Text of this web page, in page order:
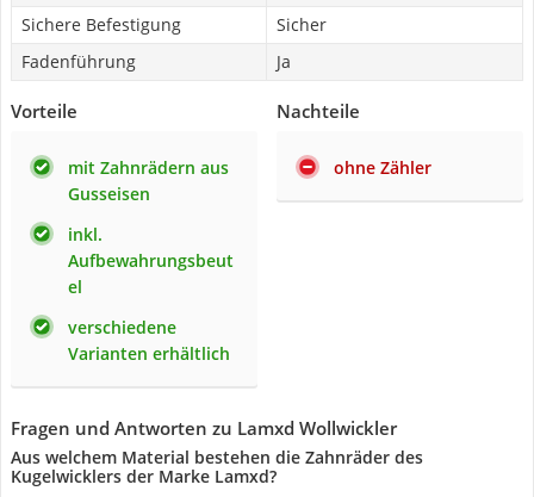
Sichere Befestigung
Sicher
Fadenführung
Ja
Vorteile
mit Zahnrädern aus
Gusseisen
inkl.
Aufbewahrungsbeut
el
verschiedene
Varianten erhältlich
Nachteile
ohne Zähler
Fragen und Antworten zu Lamxd Wollwickler
Aus welchem Material bestehen die Zahnräder des
Kugelwicklers der Marke Lamxd?